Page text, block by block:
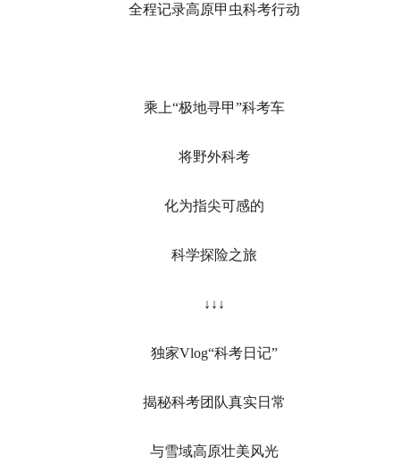
全程记录高原甲虫科考行动
乘上“极地寻甲”科考车
将野外科考
化为指尖可感的
科学探险之旅
↓↓↓
独家Vlog“科考日记”
揭秘科考团队真实日常
与雪域高原壮美风光